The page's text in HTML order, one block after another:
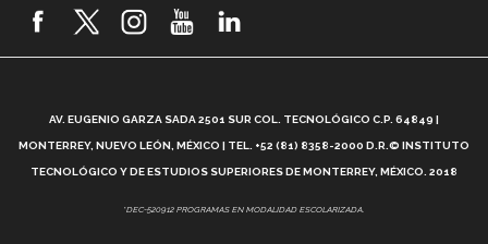
2026! (video)
¿Cómo es el Modelo Educativo Tec? (video)
Vida Tec: Feminismo e Inteligencia Artificial, Paola
AV. EUGENIO GARZA SADA 2501 SUR COL. TECNOLÓGICO C.P. 64849 |
MONTERREY, NUEVO LEÓN, MÉXICO | TEL. +52 (81) 8358-2000 D.R.© INSTITUTO
TECNOLÓGICO Y DE ESTUDIOS SUPERIORES DE MONTERREY, MÉXICO. 2018
*DEC-520912 PROGRAMAS EN MODALIDAD ESCOLARIZADA.